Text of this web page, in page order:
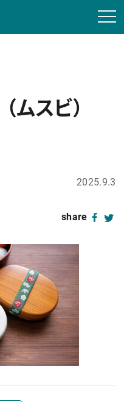
（ムスビ）
2025.9.3
share